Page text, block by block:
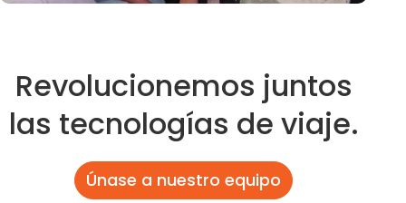
Revolucionemos juntos
las tecnologías de viaje.
Únase a nuestro equipo